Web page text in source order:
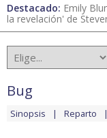
Destacado: Emily
la revelación' de
Bug
Sinopsis Reparto